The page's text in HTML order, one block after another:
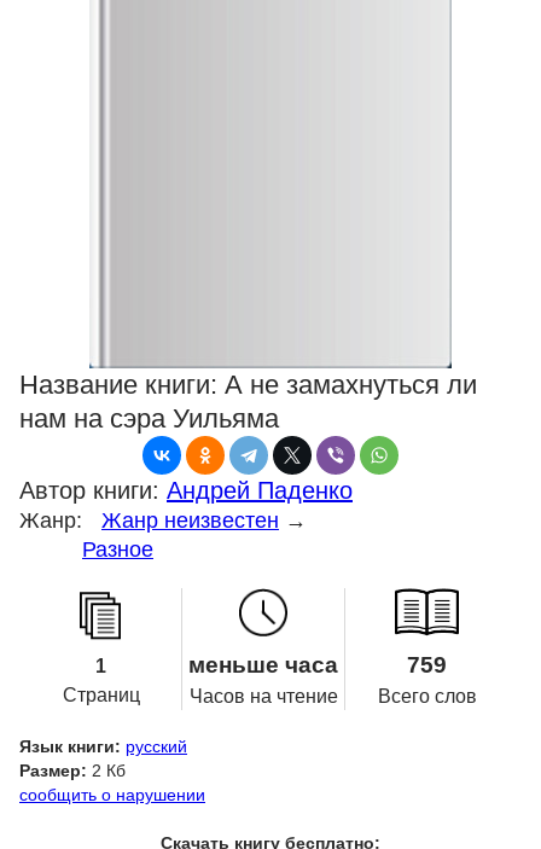
Название книги: А не замахнуться ли
нам на сэра Уильяма
Автор книги: Андрей Паденко
Жанр: Жанр неизвестен →
Разное
1
Страниц
меньше часа
Часов на чтение
759
Всего слов
Язык книги: русский
Размер: 2 Кб
сообщить о нарушении
Скачать книгу бесплатно: